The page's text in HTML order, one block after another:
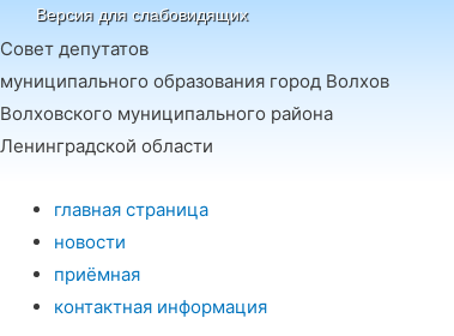
Версия для слабовидящих
Совет депутатов
муниципального образования город Волхов
Волховского муниципального района
Ленинградской области
главная страница
новости
приёмная
контактная информация